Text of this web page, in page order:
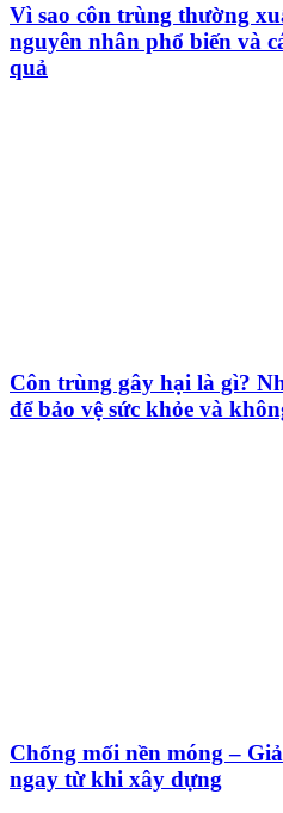
Vì sao côn trùng thường
nguyên nhân phổ biến và
quả
Côn trùng gây hại là gì?
để bảo vệ sức khỏe và
Chống mối nền móng –
ngay từ khi xây dựng